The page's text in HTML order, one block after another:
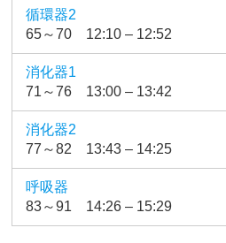
循環器2
65～70 12:10 – 12:52
消化器1
71～76 13:00 – 13:42
消化器2
77～82 13:43 – 14:25
呼吸器
83～91 14:26 – 15:29